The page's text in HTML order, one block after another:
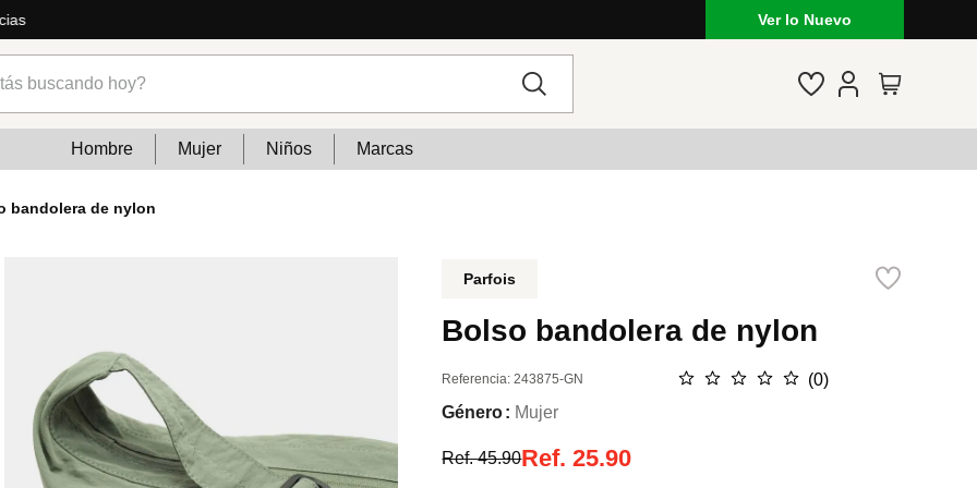
jeans, vestidos, calzados y mucho más Ver lo Nuevo
Hombre Mujer Niños Marcas
bandolera de nylon
Parfois
Bolso bandolera de nylon
Referencia:243875-GN ☆ ☆ ☆ ☆ ☆ (0)
Género
Mujer
Ref.45.90Ref.25.90